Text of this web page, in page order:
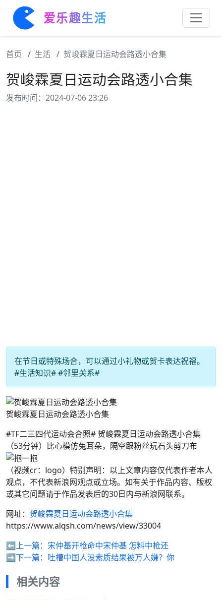
爱乐趣生活
首页 生活 贺峻霖夏日运动会路透小合集
贺峻霖夏日运动会路透小合集
发布时间：2024-07-06 23:26
在节日或特殊场合，可以通过小礼物或贺卡表达祝福。
#生活知识# #邻里关系#
贺峻霖夏日运动会路透小合集
#TF二三四代运动会合照# 贺峻霖夏日运动会路透小合集
（53分钟）比心模仿兔耳朵，隔空跟粉丝玩石头剪刀布
（视频cr：logo）特别声明：以上文章内容仅代表作者本人
观点，不代表新浪网观点或立场。如有关于作品内容、版权
或其它问题请于作品发表后的30日内与新浪网联系。
网址： 贺峻霖夏日运动会路透小合集
https://www.alqsh.com/news/view/33004
⬅️上一篇： 宋仲基开枪命中宋仲基 怎料中枪还
➡️下一篇： 吐槽中国人没素质结果被万人嫌？你
相关内容